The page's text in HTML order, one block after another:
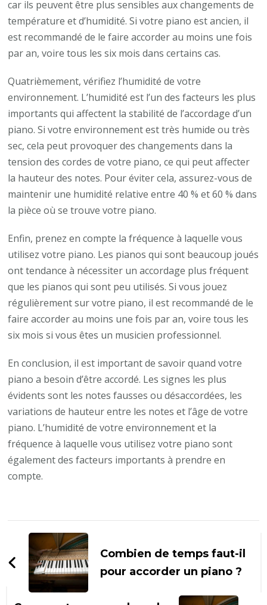
car ils peuvent être plus sensibles aux changements de
température et d’humidité. Si votre piano est ancien, il
est recommandé de le faire accorder au moins une fois
par an, voire tous les six mois dans certains cas.
Quatrièmement, vérifiez l’humidité de votre
environnement. L’humidité est l’un des facteurs les plus
importants qui affectent la stabilité de l’accordage d’un
piano. Si votre environnement est très humide ou très
sec, cela peut provoquer des changements dans la
tension des cordes de votre piano, ce qui peut affecter
la hauteur des notes. Pour éviter cela, assurez-vous de
maintenir une humidité relative entre 40 % et 60 % dans
la pièce où se trouve votre piano.
Enfin, prenez en compte la fréquence à laquelle vous
utilisez votre piano. Les pianos qui sont beaucoup joués
ont tendance à nécessiter un accordage plus fréquent
que les pianos qui sont peu utilisés. Si vous jouez
régulièrement sur votre piano, il est recommandé de le
faire accorder au moins une fois par an, voire tous les
six mois si vous êtes un musicien professionnel.
En conclusion, il est important de savoir quand votre
piano a besoin d’être accordé. Les signes les plus
évidents sont les notes fausses ou désaccordées, les
variations de hauteur entre les notes et l’âge de votre
piano. L’humidité de votre environnement et la
fréquence à laquelle vous utilisez votre piano sont
également des facteurs importants à prendre en
compte.
Navigation
d'article
Combien de temps faut-il
pour accorder un piano ?